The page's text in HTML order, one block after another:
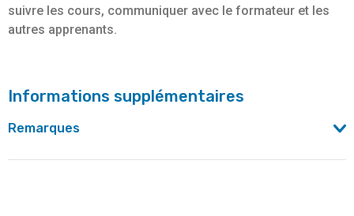
suivre les cours, communiquer avec le formateur et les
autres apprenants.
Informations supplémentaires
Remarques